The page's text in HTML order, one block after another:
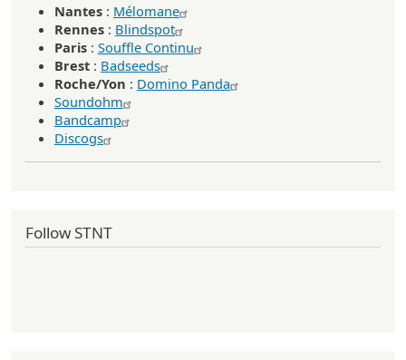
Nantes : Mélomane
Rennes : Blindspot
Paris : Souffle Continu
Brest : Badseeds
Roche/Yon : Domino Panda
Soundohm
Bandcamp
Discogs
Follow STNT